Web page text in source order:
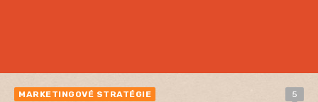
MARKETINGOVÉ STRATÉGIE
5